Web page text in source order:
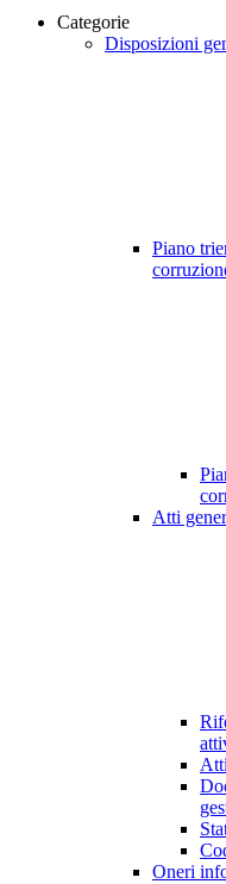
Categorie
Disposizioni
Piano
Atti
Oneri